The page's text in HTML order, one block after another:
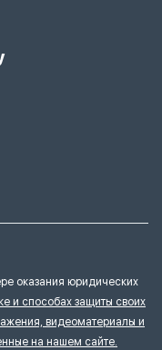
оказания юридических
и способах защиты своих
видеоматериалы и
на нашем сайте.